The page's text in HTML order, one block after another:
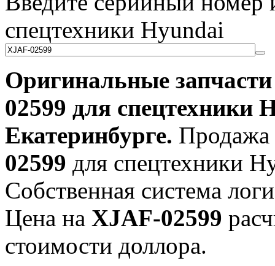
спецтехники Hyundai
Оригинальные
02599 для спецтехники
Екатеринбурге. Продажа
02599 для спецтехники
Собственная система
Цена на XJAF-02599
стоимости доллора.